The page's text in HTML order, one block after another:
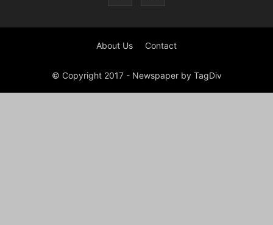
About Us Contact
© Copyright 2017 - Newspaper by TagDiv